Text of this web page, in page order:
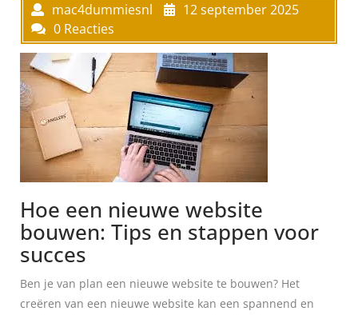
mac4dummiesnl
12 september 2025
0 Reacties
Hoe een nieuwe website
bouwen: Tips en stappen voor
succes
Ben je van plan een nieuwe website te bouwen? Het
creëren van een nieuwe website kan een spannend en